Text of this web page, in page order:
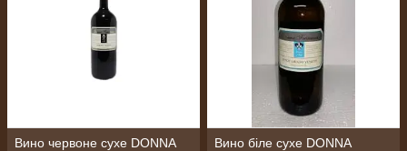
Вино червоне сухе DONNA
Вино біле сухе DONNA